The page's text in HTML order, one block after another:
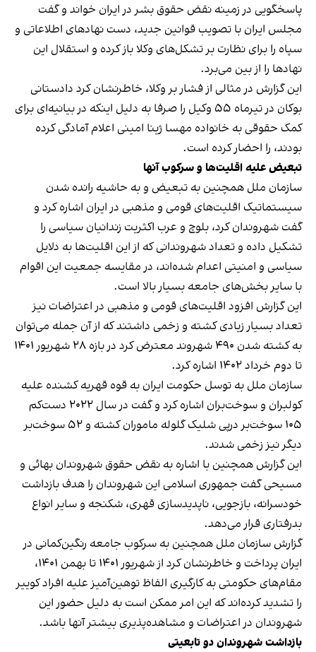
پاسخگویی در زمینه نقض حقوق بشر در ایران خواند و گفت
مجلس ایران با تصویب قوانین جدید، دست نهادهای اطلاعاتی و
سپاه را برای نظارت بر تشکل‌های وکلا باز کرده و استقلال این
نهادها را از بین می‌برد.
این گزارش در مثالی از فشار بر وکلا، خاطرنشان کرد دادستانی
بوکان در تیرماه ۵۵ وکیل را صرفا به دلیل اینکه در بیانیه‌ای برای
کمک حقوقی به خانواده مهسا ژینا امینی اعلام آمادگی کرده
بودند، را احضار کرده است.
تبعیض علیه اقلیت‌ها و سرکوب آنها
سازمان ملل همچنین به تبعیض و به حاشیه رانده شدن
سیستماتیک اقلیت‌های قومی و مذهبی در ایران اشاره کرد و
گفت شهروندان کرد، بلوچ و عرب اکثریت زندانیان سیاسی را
تشکیل داده و تعداد شهروندانی که از این اقلیت‌ها به دلایل
سیاسی و امنیتی اعدام شده‌اند، در مقایسه جمعیت این اقوام
با سایر بخش‌های جامعه بسیار بالا است.
این گزارش افزود اقلیت‌های قومی و مذهبی در اعتراضات نیز
تعداد بسیار زیادی کشته و زخمی داشتند که از آن جمله می‌توان
به کشته شدن ۴۹۰ شهروند معترض کرد در بازه ۲۸ شهریور ۱۴۰۱
تا دوم خرداد ۱۴۰۲ اشاره کرد.
سازمان ملل به توسل حکومت ایران به قوه قهریه کشنده علیه
کولبران و سوخت‌بران اشاره کرد و گفت در سال ۲۰۲۲ دست‌کم
۱۰۵ سوخت‌بر درپی شلیک گلوله ماموران کشته و ۵۲ سوخت‌بر
دیگر نیز زخمی شدند.
این گزارش همچنین با اشاره به نقض حقوق شهروندان بهائی و
مسیحی گفت جمهوری اسلامی این شهروندان را هدف بازداشت
خودسرانه، بازجویی، ناپدیدسازی قهری، شکنجه و سایر انواع
بدرفتاری قرار می‌دهد.
گزارش سازمان ملل همچنین به سرکوب جامعه رنگین‌کمانی در
ایران پرداخت و خاطرنشان کرد از شهریور ۱۴۰۱ تا بهمن ۱۴۰۱،
مقام‌های حکومتی به کارگیری الفاظ توهین‌آمیز علیه افراد کوییر
را تشدید کرده‌اند که این امر ممکن است به دلیل حضور این
شهروندان در اعتراضات و مشاهده‌پذیری بیشتر آنها باشد.
بازداشت شهروندان دو تابعیتی